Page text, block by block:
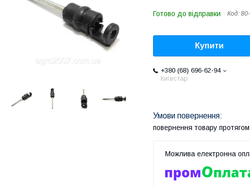
Готово до відправки Код:
Купити
+380 (68) 696-62-94
Київстар
повернення товару